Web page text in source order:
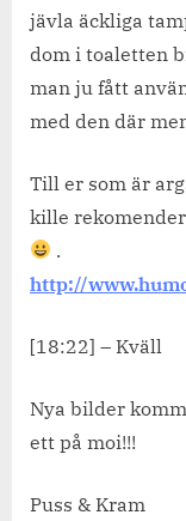
jävla äckliga
dom i toaletten
man ju fått
med den där
Till er som är
kille
.
http://
[18:22] – Kväll
Nya bilder
ett på moi!!!
Puss & Kram